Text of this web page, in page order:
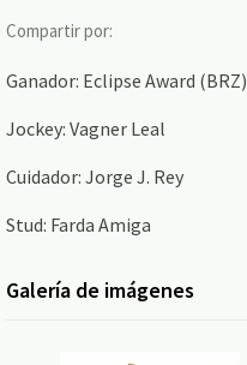
Compartir por:
Ganador: Eclipse Award (BRZ)
Jockey: Vagner Leal
Cuidador: Jorge J. Rey
Stud: Farda Amiga
Galería de imágenes